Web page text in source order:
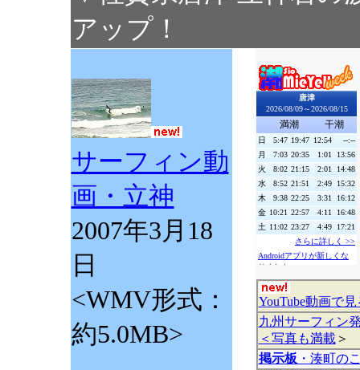
アップ！
サーフィン動
画・立神
2007年3月18
日
<WMV形式：
約5.0MB>
YouTube動画で
九州サーフィン
＜写真も満載＞
掲示板 ・湊町の